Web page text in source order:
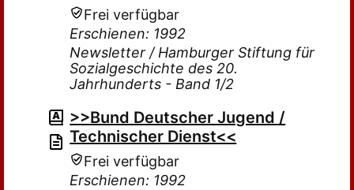
Frei verfügbar
Erschienen: 1992
Newsletter / Hamburger Stiftung für
Sozialgeschichte des 20.
Jahrhunderts - Band 1/2
>>Bund Deutscher Jugend /
Technischer Dienst<<
Frei verfügbar
Erschienen: 1992